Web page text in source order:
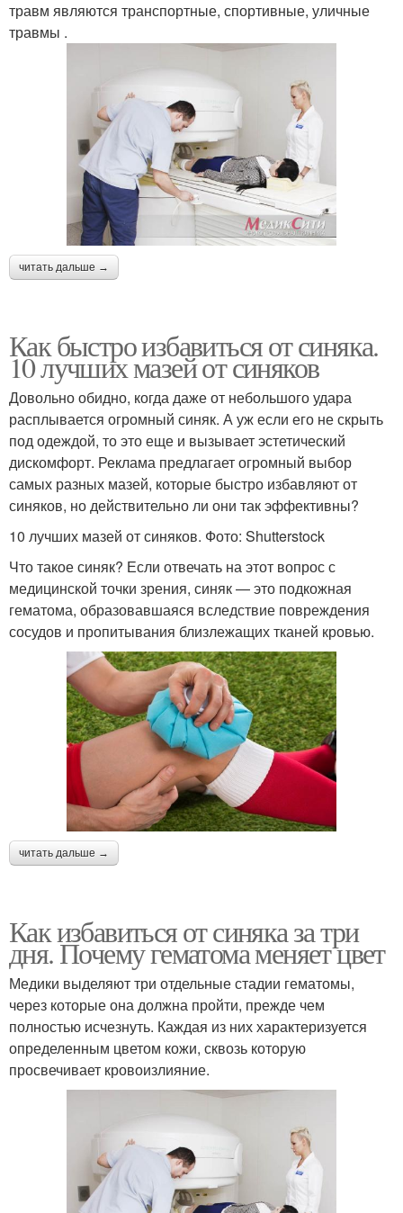
травм являются транспортные, спортивные, уличные
травмы .
читать дальше →
Как быстро избавиться от синяка.
10 лучших мазей от синяков
Довольно обидно, когда даже от небольшого удара
расплывается огромный синяк. А уж если его не скрыть
под одеждой, то это еще и вызывает эстетический
дискомфорт. Реклама предлагает огромный выбор
самых разных мазей, которые быстро избавляют от
синяков, но действительно ли они так эффективны?
10 лучших мазей от синяков. Фото: Shutterstock
Что такое синяк? Если отвечать на этот вопрос с
медицинской точки зрения, синяк — это подкожная
гематома, образовавшаяся вследствие повреждения
сосудов и пропитывания близлежащих тканей кровью.
читать дальше →
Как избавиться от синяка за три
дня. Почему гематома меняет цвет
Медики выделяют три отдельные стадии гематомы,
через которые она должна пройти, прежде чем
полностью исчезнуть. Каждая из них характеризуется
определенным цветом кожи, сквозь которую
просвечивает кровоизлияние.